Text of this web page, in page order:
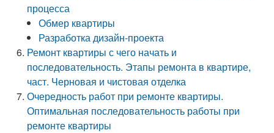
процесса
Обмер квартиры
Разработка дизайн-проекта
Ремонт квартиры с чего начать и
последовательность. Этапы ремонта в квартире,
част. Черновая и чистовая отделка
Очередность работ при ремонте квартиры.
Оптимальная последовательность работы при
ремонте квартиры